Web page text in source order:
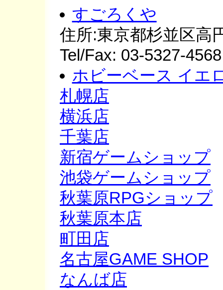
すごろくや
住所:東京都杉並区高
Tel/Fax: 03-5327-
ホビーベース イエ
札幌店
横浜店
千葉店
新宿ゲームショップ
池袋ゲームショップ
秋葉原RPGショップ
秋葉原本店
町田店
名古屋GAME SHOP
なんば店